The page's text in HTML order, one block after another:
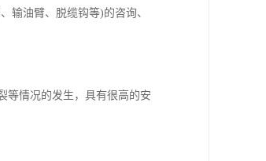
输油臂、脱缆钩等)的咨询、
等情况的发生，具有很高的安